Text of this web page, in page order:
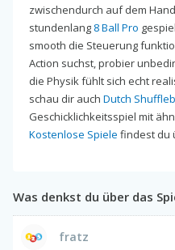
zwischendurch auf dem
stundenlang 8 Ball Pro
smooth die Steuerung
Action suchst, probier
die Physik fühlt sich echt
schau dir auch Dutch
Geschicklichkeitsspiel mit
Kostenlose Spiele findest du
Was denkst du über das
fratz